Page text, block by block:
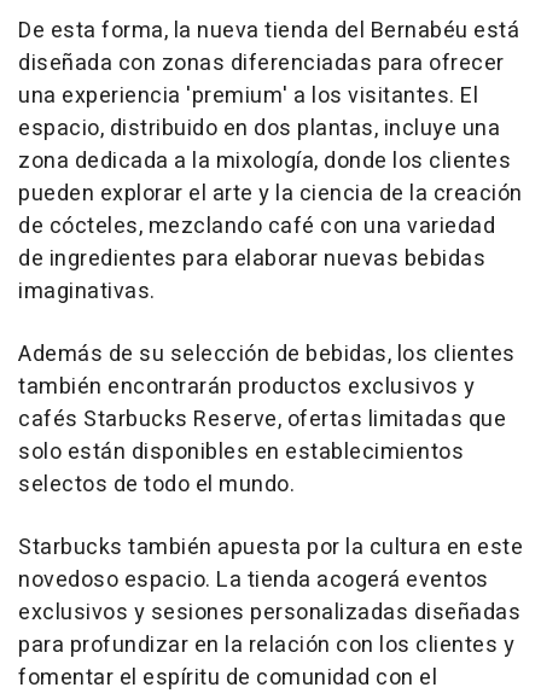
De esta forma, la nueva tienda del Bernabéu está
diseñada con zonas diferenciadas para ofrecer
una experiencia 'premium' a los visitantes. El
espacio, distribuido en dos plantas, incluye una
zona dedicada a la mixología, donde los clientes
pueden explorar el arte y la ciencia de la creación
de cócteles, mezclando café con una variedad
de ingredientes para elaborar nuevas bebidas
imaginativas.
Además de su selección de bebidas, los clientes
también encontrarán productos exclusivos y
cafés Starbucks Reserve, ofertas limitadas que
solo están disponibles en establecimientos
selectos de todo el mundo.
Starbucks también apuesta por la cultura en este
novedoso espacio. La tienda acogerá eventos
exclusivos y sesiones personalizadas diseñadas
para profundizar en la relación con los clientes y
fomentar el espíritu de comunidad con el